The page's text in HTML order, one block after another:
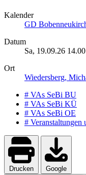
Kalender
GD
Datum
Sa, 19.09.26 14.00
Ort
Wiedersberg,
# VAs SeBi BU
# VAs SeBi KÜ
# VAs SeBi OE
# Veranstaltungen
Drucken Google